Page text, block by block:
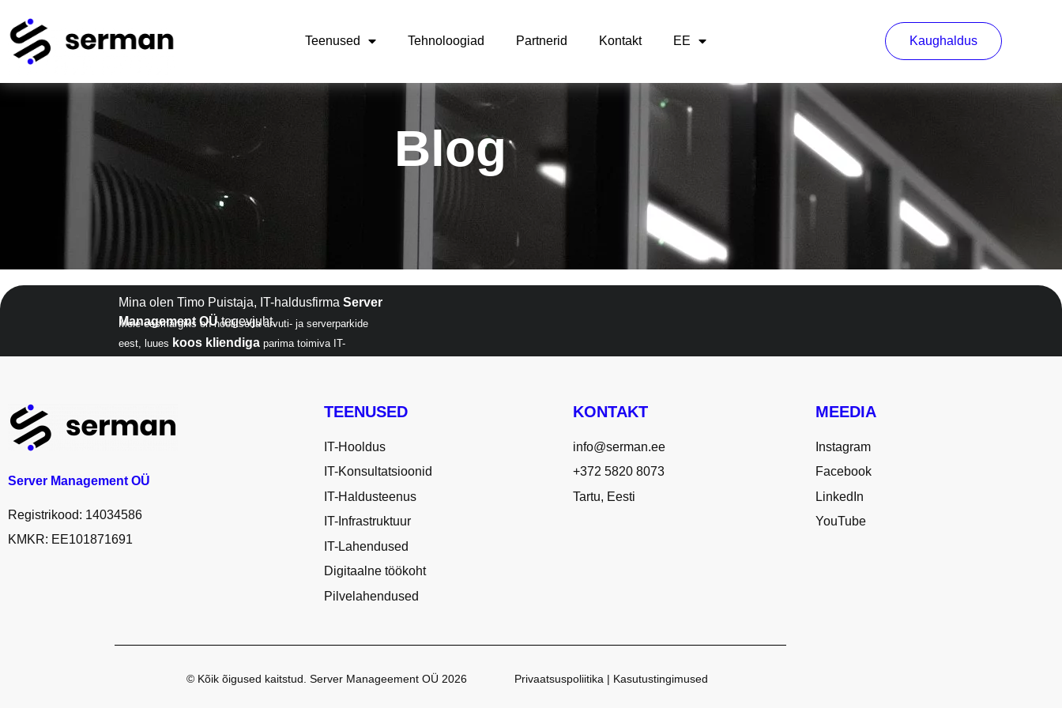
Teenused Tehnoloogiad Partnerid Kontakt EE Kaughaldus
Blog
Mina olen Timo Puistaja, IT-haldusfirma Server
Management OÜtegevjuht.
Meie eesmärgiks on hoolitseda arvuti- ja serverparkide
eest, luues koos kliendiga parima toimiva IT-
Server Management OÜ
Registrikood: 14034586
KMKR: EE101871691
TEENUSED
IT-Hooldus
IT-Konsultatsioonid
IT-Haldusteenus
IT-Infrastruktuur
IT-Lahendused
Digitaalne töökoht
Pilvelahendused
KONTAKT
info@serman.ee
+372 5820 8073
Tartu, Eesti
MEEDIA
Instagram
Facebook
LinkedIn
YouTube
© Kõik õigused kaitstud. Server Manageement OÜ 2026 Privaatsuspoliitika | Kasutustingimused